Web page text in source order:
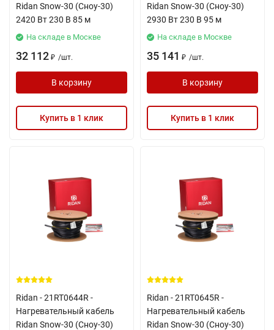
Ridan Snow-30 (Сноу-30)
2420 Вт 230 В 85 м
На складе в Москве
32 112 ₽ /шт.
В корзину
Купить в 1 клик
Ridan Snow-30 (Сноу-30)
2930 Вт 230 В 95 м
На складе в Москве
35 141 ₽ /шт.
В корзину
Купить в 1 клик
Ridan - 21RT0644R -
Нагревательный кабель
Ridan Snow-30 (Сноу-30)
Ridan - 21RT0645R -
Нагревательный кабель
Ridan Snow-30 (Сноу-30)